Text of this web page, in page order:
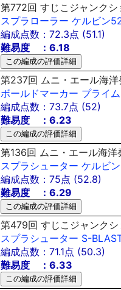
第772回 すじこジャンク
スプラローラー ケルビン
編成点数：72.3点 (51.1)
難易度 ：6.18
第237回 ムニ・エール海
ボールドマーカー プライ
編成点数：73.7点 (52)
難易度 ：6.23
第136回 ムニ・エール海
スプラシューター ケルビ
編成点数：75点 (52.8)
難易度 ：6.29
第479回 すじこジャンク
スプラシューター S-
編成点数：71.1点 (50.3)
難易度 ：6.33